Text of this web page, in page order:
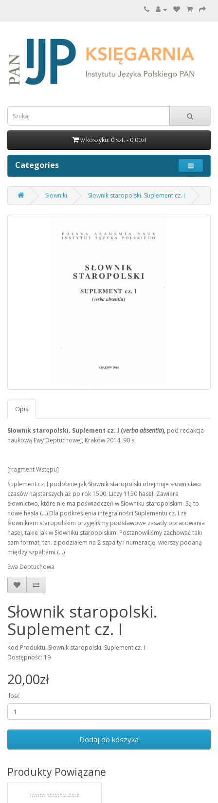
w koszyku: 0 szt. - 0,00zł
Categories
Słowniki Słownik staropolski. Suplement cz. I
Opis
Słownik staropolski. Suplement cz. I (verba absentia), pod redakcja
naukową Ewy Deptuchowej, Kraków 2014, 90 s.
[fragment Wstępu]
Suplement cz. I podobnie jak Słownik staropolski obejmuje słownictwo
czasów najstarszych aż po rok 1500. Liczy 1150 haseł. Zawiera
słownictwo, które nie ma poświadczeń w Słowniku staropolskim. Są to
nowe hasła (...) Dla podkreślenia integralności Suplementu cz. I ze
Słownikiem staropolskim przyjęliśmy podstawowe zasady opracowania
haseł, takie jak w Słowniku staropolskim. Postanowiliśmy zachować taki
sam format, tzn. z podziałem na 2 szpalty i numerację wierszy podaną
między szpaltami (...)
Ewa Deptuchowa
Słownik staropolski.
Suplement cz. I
Kod Produktu: Słownik staropolski. Suplement cz. I
Dostępność: 19
20,00zł
Ilość
Dodaj do koszyka
Produkty Powiązane